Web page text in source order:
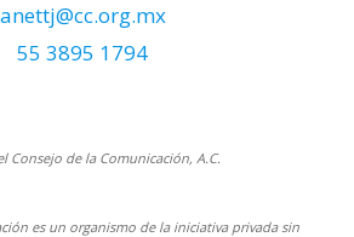
anettj@cc.org.mx
55 3895 1794
Consejo de la Comunicación, A.C.
es un organismo de la iniciativa privada sin